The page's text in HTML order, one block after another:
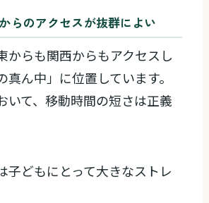
らのアクセスが抜群によい
からも関西からもアクセスし
真ん中」に位置しています。
いて、移動時間の短さは正義
子どもにとって大きなストレ